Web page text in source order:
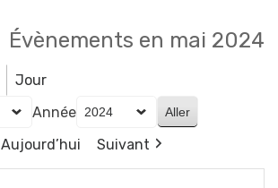
Évènements en mai 2024
Jour
Année
Aujourd’hui Suivant